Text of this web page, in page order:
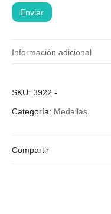
Información adicional
MEDALLAS
SKU: 3922 -
Categoría: Medallas
Compartir